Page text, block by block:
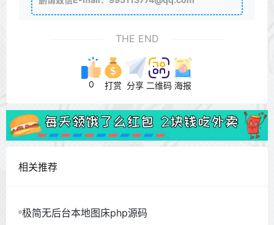
THE END
0 打赏 分享 二维码 海报
相关推荐
极简无后台本地图床php源码